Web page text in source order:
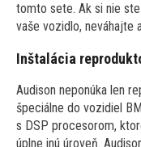
tomto sete. Ak si nie
vaše vozidlo, neváhajte
Inštalácia
Audison neponúka len
špeciálne do vozidiel
s DSP procesorom,
úplne inú úroveň.